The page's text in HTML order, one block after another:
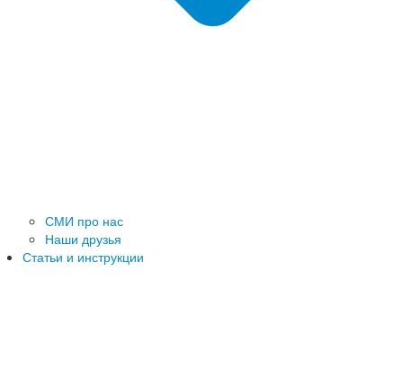
СМИ про нас
Наши друзья
Статьи и инструкции